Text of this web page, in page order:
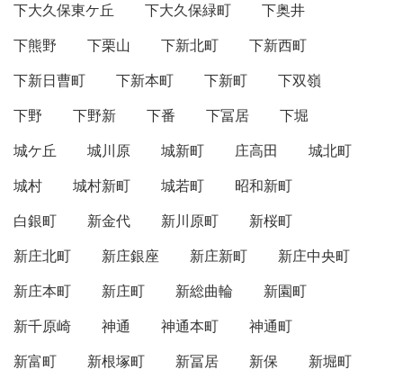
下大久保東ケ丘
下大久保緑町
下奥井
下熊野
下栗山 下新北町
下新西町
下新日曹町
下新本町 下新町
下双嶺
下野
下野新 下番 下冨居
下堀
城ケ丘
城川原 城新町 庄高田
城北町
城村
城村新町 城若町
昭和新町
白銀町
新金代 新川原町
新桜町
新庄北町
新庄銀座 新庄新町
新庄中央町
新庄本町
新庄町 新総曲輪
新園町
新千原崎
神通 神通本町
神通町
新富町
新根塚町 新冨居 新保
新堀町